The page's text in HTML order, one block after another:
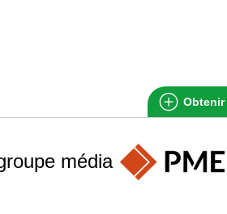
média